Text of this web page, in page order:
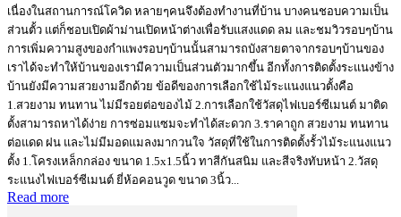
เนื่องในสถานการณ์โควิด หลายๆคนจึงต้องทำงานที่บ้าน บางคนชอบความเป็น
ส่วนตั้ว แต่ก็ชอบเปิดผ้าม่านเปิดหน้าต่างเพื่อรับแสงแดด ลม และชมวิวรอบๆบ้าน
การเพิ่มความสูงของกำแพงรอบๆบ้านนั้นสามารถบังสายตาจากรอบๆบ้านของ
เราได้จะทำให้บ้านของเรามีความเป็นส่วนตัวมากขึ้น อีกทั้งการติดตั้งระแนงข้าง
บ้านยังมีความสวยงามอีกด้วย ข้อดีของการเลือกใช้ไม้ระแนงแนวตั้งคือ
1.สวยงาม ทนทาน ไม่มีรอยต่อของไม้ 2.การเลือกใช้วัสดุไฟเบอร์ซีเมนต์ มาติด
ตั้งสามารถหาได้ง่าย การซ่อมแซมจะทำได้สะดวก 3.ราคาถูก สวยงาม ทนทาน
ต่อแดด ฝน และไม่มีมอดแมลงมากวนใจ วัสดุที่ใช้ในการติดตั้งรั้วไม้ระแนงแนว
ตั้ง 1.โครงเหล็กกล่อง ขนาด 1.5x1.5นิ้ว ทาสีกันสนิม และสีจริงทับหน้า 2.วัสดุ
ระแนงไฟเบอร์ซีเมนต์ ยี่ห้อคอนวูด ขนาด 3นิ้ว...
Read more